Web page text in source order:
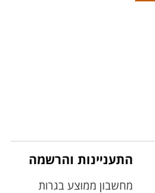
התעניינות והרשמה
מחשבון ממוצע בגרות